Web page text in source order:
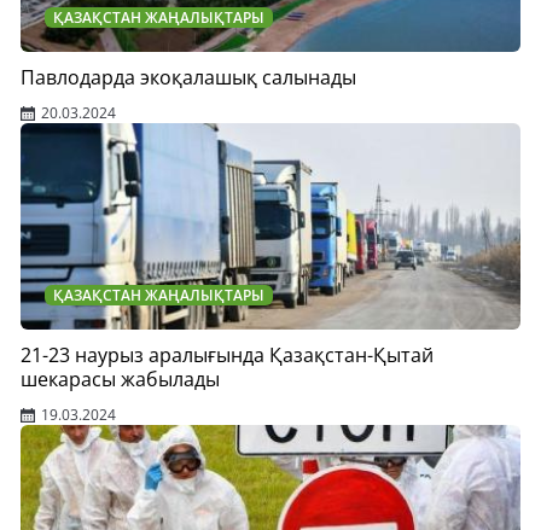
ҚАЗАҚСТАН ЖАҢАЛЫҚТАРЫ
Павлодарда экоқалашық салынады
20.03.2024
ҚАЗАҚСТАН ЖАҢАЛЫҚТАРЫ
21-23 наурыз аралығында Қазақстан-Қытай
шекарасы жабылады
19.03.2024